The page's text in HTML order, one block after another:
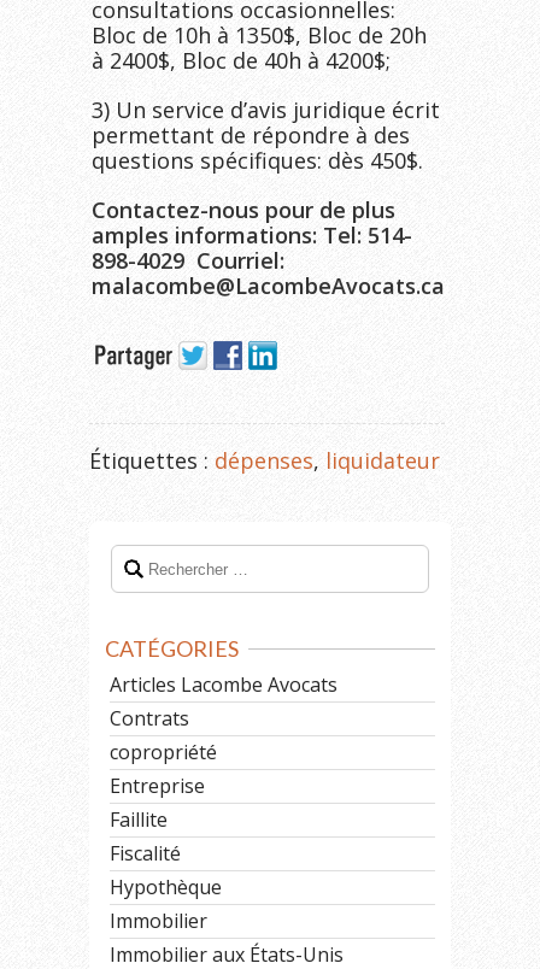
consultations occasionnelles:
Bloc de 10h à 1350$, Bloc de 20h
à 2400$, Bloc de 40h à 4200$;
3) Un service d’avis juridique écrit
permettant de répondre à des
questions spécifiques: dès 450$.
Contactez-nous pour de plus
amples informations: Tel: 514-
898-4029 Courriel:
malacombe@LacombeAvocats.ca
Étiquettes : dépenses, liquidateur
CATÉGORIES
Articles Lacombe Avocats
Contrats
copropriété
Entreprise
Faillite
Fiscalité
Hypothèque
Immobilier
Immobilier aux États-Unis